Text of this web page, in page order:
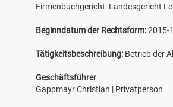
Firmenbuchgericht: Landesgericht
Beginndatum der Rechtsform:2015-
Tätigkeitsbeschreibung: Betrieb der
Geschäftsführer
Gappmayr Christian | Privatperson